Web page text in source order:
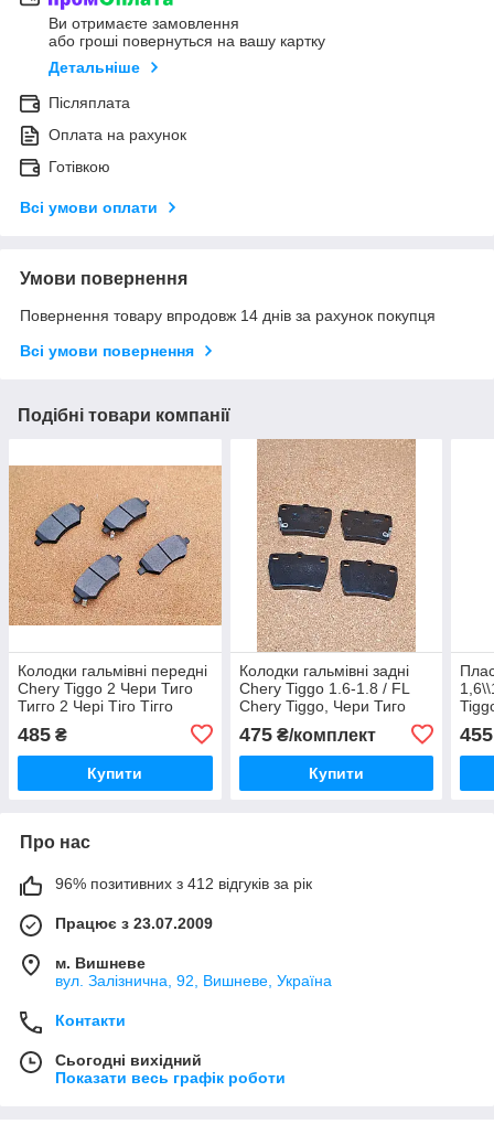
Ви отримаєте замовлення
або гроші повернуться на вашу картку
Детальніше
Післяплата
Оплата на рахунок
Готівкою
Всі умови оплати
Умови повернення
Повернення товару впродовж 14 днів за рахунок покупця
Всі умови повернення
Подібні товари компанії
Колодки гальмівні передні
Chery Tiggo 2 Чери Тиго
Тигго 2 Чері Тіго Тігго
485 ₴
Купити
Колодки гальмівні задні
Chery Tiggo 1.6-1.8 / FL
Chery Tiggo, Чери Тиго
475₴/комплект
Купити
455
Про нас
96% позитивних з 412 відгуків за рік
Працює з 23.07.2009
м. Вишневе
вул. Залізнична, 92, Вишневе, Україна
Контакти
Сьогодні вихідний
Показати весь графік роботи